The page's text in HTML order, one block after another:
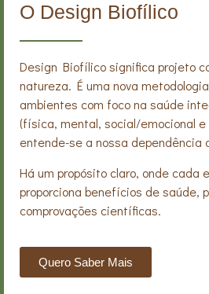
O Design Biofílico
Design Biofílico significa projeto
natureza. É uma nova
ambientes com foco na saúde
(física, mental, social/emocional e
entende-se a nossa dependência
Há um propósito claro, onde
proporciona benefícios de saúde,
comprovações científicas.
Quero Saber Mais